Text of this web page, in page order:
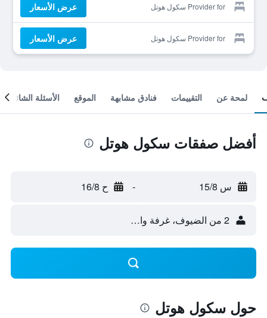
Provider for سكول هوتل عرض الأسعار
Provider for سكول هوتل عرض الأسعار
لمحة عن التقييمات فنادق مشابهة الموقع الأسئلة الشائعة
أفضل صفقات سكول هوتل
س 15/8 - ح 16/8
2 من الضيوف، غرفة واحدة
حول سكول هوتل